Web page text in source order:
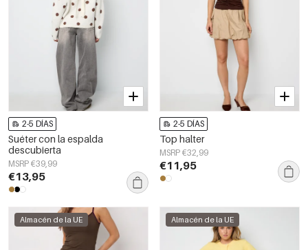
2-5 DÍAS
Suéter con la espalda
descubierta
MSRP €39,99
€13,95
2-5 DÍAS
Top halter
MSRP €32,99
€11,95
Almacén de la UE Almacén de la UE